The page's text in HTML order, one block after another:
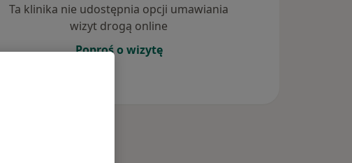
Odpowiedzi na pytania (3)
Ta klinika nie udostępnia opcji umawiania
wizyt drogą online
Poproś o wizytę